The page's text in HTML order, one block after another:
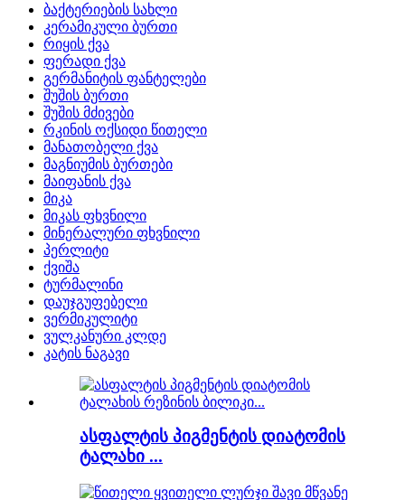
ბაქტერიების სახლი
კერამიკული ბურთი
რიყის ქვა
ფერადი ქვა
გერმანიტის ფანტელები
შუშის ბურთი
შუშის მძივები
რკინის ოქსიდი წითელი
მანათობელი ქვა
მაგნიუმის ბურთები
მაიფანის ქვა
მიკა
მიკას ფხვნილი
მინერალური ფხვნილი
პერლიტი
ქვიშა
ტურმალინი
დაუჯგუფებელი
ვერმიკულიტი
ვულკანური კლდე
კატის ნაგავი
ასფალტის პიგმენტის დიატომის
ტალახი ...